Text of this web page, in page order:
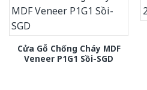
Cửa Gỗ Chống Cháy MDF
Veneer P1G1 Sồi-SGD